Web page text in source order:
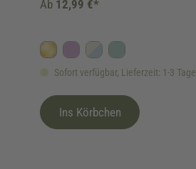
Sofort verfügbar, Lieferzeit: 1-3 Tage
GoldFliederHimmelblau/Beige
Salbei/Mint
Ab 12,99 €*
Ins Körbchen